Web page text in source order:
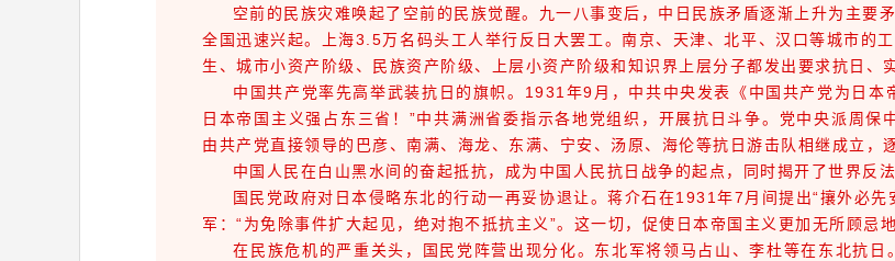
空前的民族灾难唤起了空前的民族觉醒。九一八事变后，中日民族矛盾逐渐上升为主要
全国迅速兴起。上海3.5万名码头工人举行反日大罢工。南京、天津、北平、汉口等城市的
生、城市小资产阶级、民族资产阶级、上层小资产阶级和知识界上层分子都发出要求抗日、
中国共产党率先高举武装抗日的旗帜。1931年9月，中共中央发表《中国共产党为日本
日本帝国主义强占东三省！”中共满洲省委指示各地党组织，开展抗日斗争。党中央派周保
由共产党直接领导的巴彦、南满、海龙、东满、宁安、汤原、海伦等抗日游击队相继成立，
中国人民在白山黑水间的奋起抵抗，成为中国人民抗日战争的起点，同时揭开了世界反法
国民党政府对日本侵略东北的行动一再妥协退让。蒋介石在1931年7月间提出“攘外必先
军：“为免除事件扩大起见，绝对抱不抵抗主义”。这一切，促使日本帝国主义更加无所顾忌
在民族危机的严重关头，国民党阵营出现分化。东北军将领马占山、李杜等在东北抗日